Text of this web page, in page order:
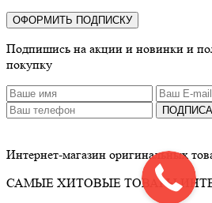
ОФОРМИТЬ ПОДПИСКУ
Подпишись на акции и новинки и
покупку
Интернет-магазин оригинальных
САМЫЕ ХИТОВЫЕ ТОВАРЫ